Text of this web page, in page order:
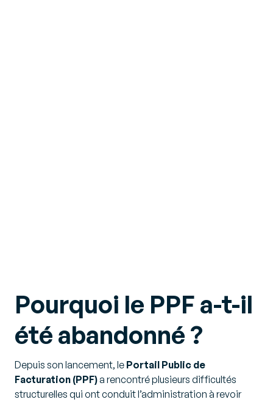
Pourquoi le PPF a-t-il
été abandonné ?
Depuis son lancement, le Portail Public de
Facturation (PPF)a rencontré plusieurs difficultés
structurelles qui ont conduit l’administration à revoir